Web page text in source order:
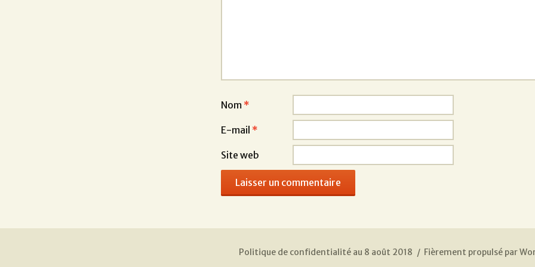
Nom *
E-mail *
Site web
Politique de confidentialité au 8 août 2018 Fièrement propulsé par